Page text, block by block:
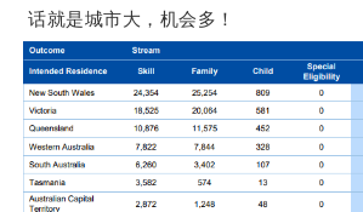
话就是城市大，机会多！